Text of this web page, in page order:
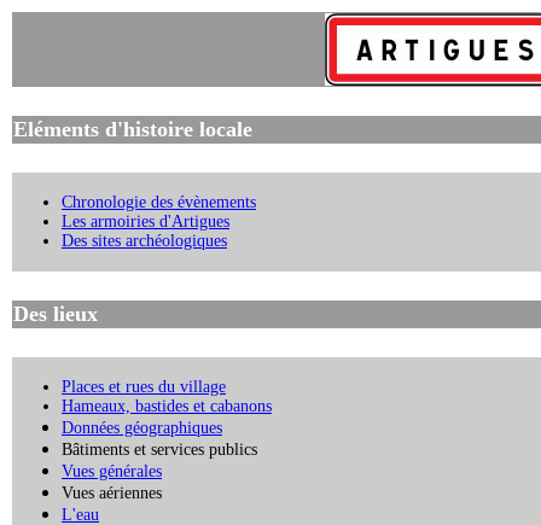
Eléments d'histoire locale
Chronologie des évènements
Les armoiries d'Artigues
Des sites archéologiques
Des lieux
Places et rues du village
Hameaux, bastides et cabanons
Données géographiques
Bâtiments et services publics
Vues générales
Vues aériennes
L'eau